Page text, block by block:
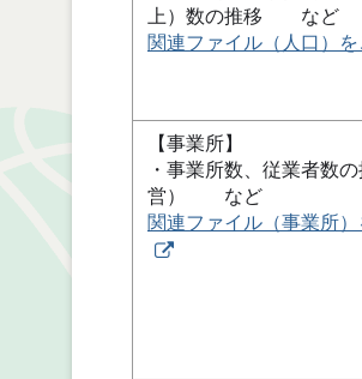
上）数の推移 など
関連ファイル（人口）
【事業所】
・事業所数、従業者数
営） など
関連ファイル（事業所